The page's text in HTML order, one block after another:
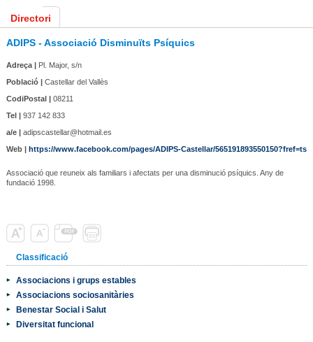
Directori
ADIPS - Associació Disminuïts Psíquics
Adreça |Pl. Major, s/n
Població |Castellar del Vallès
CodiPostal |08211
Tel |937 142 833
a/e |adipscastellar@hotmail.es
Web | https://www.facebook.com/pages/ADIPS-Castellar/565191893550150?fref=ts
Associació que reuneix als familiars i afectats per una disminució psíquics. Any de
fundació 1998.
Classificació
Associacions i grups estables
Associacions sociosanitàries
Benestar Social i Salut
Diversitat funcional